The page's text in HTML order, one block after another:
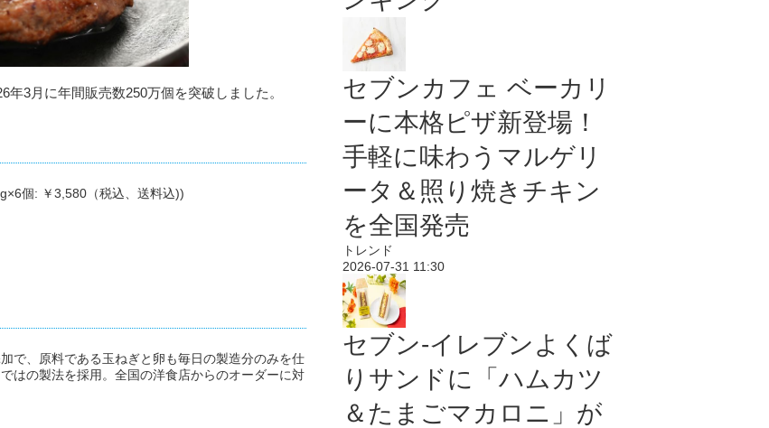
3月に年間販売数250万個を突破しました。
個: ￥3,580（税込、送料込))
で、原料である玉ねぎと卵も毎日の製造分のみを仕
はの製法を採用。全国の洋食店からのオーダーに対
セブンカフェ ベーカリ
ーに本格ピザ新登場！
手軽に味わうマルゲリ
ータ＆照り焼きチキン
を全国発売
トレンド
2026-07-31 11:30
セブン‐イレブンよくば
りサンドに「ハムカツ
＆たまごマカロニ」が